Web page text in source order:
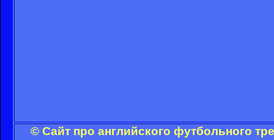
© Сайт про английского футбольного